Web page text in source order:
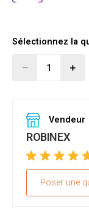
Sélectionnez la
Vendeur
ROBINEX
Poser une